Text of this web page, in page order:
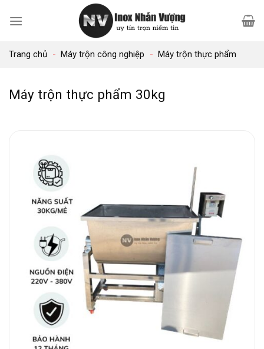
qua
dungTrang chủ - Máy trộn công nghiệp - Máy trộn thực phẩm
Máy trộn thực phẩm 30kg